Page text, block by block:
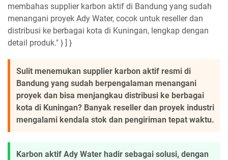
membahas supplier karbon aktif di Bandung yang sudah
menangani proyek Ady Water, cocok untuk reseller dan
distribusi ke berbagai kota di Kuningan, lengkap dengan
detail produk." } ] }
Sulit menemukan supplier karbon aktif resmi di
Bandung yang sudah berpengalaman menangani
proyek dan bisa menjangkau distribusi ke berbagai
kota di Kuningan? Banyak reseller dan proyek industri
mengalami kendala stok dan pengiriman tepat waktu.
Karbon aktif Ady Water hadir sebagai solusi, dengan